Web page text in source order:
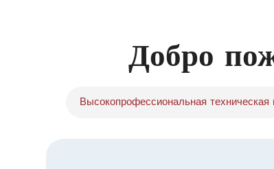
Добро
Высокопрофессиональная техническая